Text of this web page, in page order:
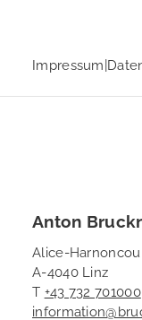
Impressum|
Anton
Alice-
A-4040 Linz
T +43 732 701000